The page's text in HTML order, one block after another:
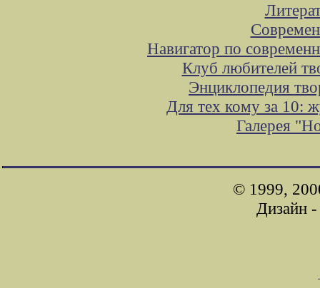
Навигатор по
Клуб любителей
Энциклопедия
Для тех кому за 10:
Галерея
© 1999,
Дизайн